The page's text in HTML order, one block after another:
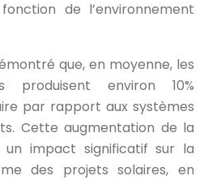
de l’environnement
que, en moyenne, les
produisent environ 10%
par rapport aux systèmes
Cette augmentation de la
impact significatif sur la
des projets solaires, en